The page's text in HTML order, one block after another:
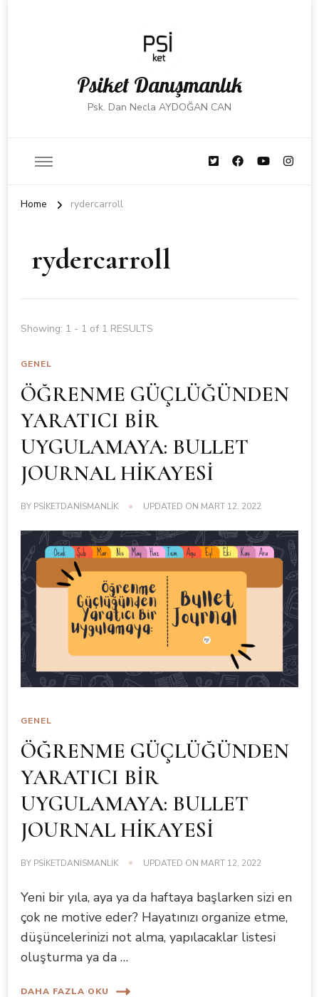
Psiket Danışmanlık
Psk. Dan Necla AYDOĞAN CAN
Home rydercarroll
rydercarroll
Showing: 1 - 1 of 1 RESULTS
GENEL
ÖĞRENME GÜÇLÜĞÜNDEN
YARATICI BİR
UYGULAMAYA: BULLET
JOURNAL HİKAYESİ
BY PSIKETDANISMANLIK UPDATED ON MART 12, 2022
GENEL
ÖĞRENME GÜÇLÜĞÜNDEN
YARATICI BİR
UYGULAMAYA: BULLET
JOURNAL HİKAYESİ
BY PSIKETDANISMANLIK UPDATED ON MART 12, 2022
Yeni bir yıla, aya ya da haftaya başlarken sizi en
çok ne motive eder? Hayatınızı organize etme,
düşüncelerinizi not alma, yapılacaklar listesi
oluşturma ya da …
DAHA FAZLA OKU